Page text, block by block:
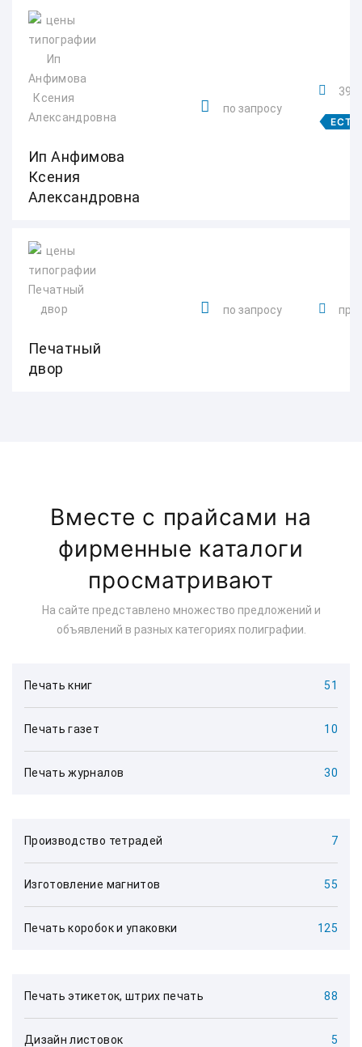
Ип Анфимова
Ксения
Александровна
по запросу
Печатный
двор
по запросу
Вместе с прайсами на
фирменные каталоги
просматривают
На сайте представлено множество предложений и
объявлений в разных категориях полиграфии.
Печать книг 51
Печать газет 10
Печать журналов 30
Производство тетрадей 7
Изготовление магнитов 55
Печать коробок и упаковки 125
Печать этикеток, штрих печать 88
Дизайн листовок 5